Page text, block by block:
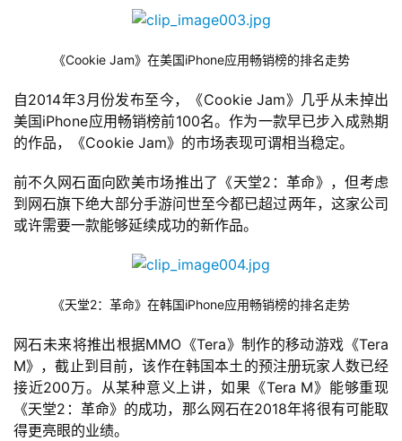
三
届
金
奖
日
游
《Cookie Jam》在美国iPhone应用畅销榜的排名走势
自2014年3月份发布至今，《Cookie Jam》几乎从未掉出
美国iPhone应用畅销榜前100名。作为一款早已步入成熟期
的作品，《Cookie Jam》的市场表现可谓相当稳定。
前不久网石面向欧美市场推出了《天堂2：革命》，但考虑
到网石旗下绝大部分手游问世至今都已超过两年，这家公司
或许需要一款能够延续成功的新作品。
《天堂2：革命》在韩国iPhone应用畅销榜的排名走势
网石未来将推出根据MMO《Tera》制作的移动游戏《Tera
M》，截止到目前，该作在韩国本土的预注册玩家人数已经
接近200万。从某种意义上讲，如果《Tera M》能够重现
《天堂2：革命》的成功，那么网石在2018年将很有可能取
得更亮眼的业绩。